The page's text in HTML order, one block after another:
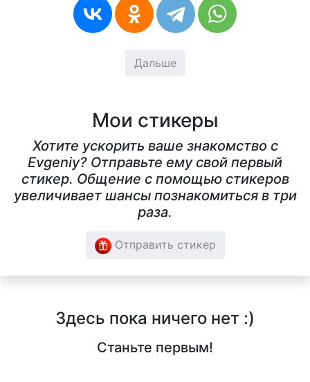
Дальше
Мои стикеры
Хотите ускорить ваше знакомство с
Evgeniy? Отправьте ему свой первый
стикер. Общение с помощью стикеров
увеличивает шансы познакомиться в три
раза.
Отправить стикер
Здесь пока ничего нет :)
Станьте первым!